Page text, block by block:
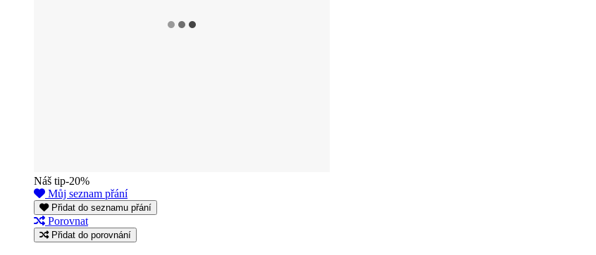
Náš tip-20%
Můj seznam přání
Přidat do seznamu přání
Porovnat
Přidat do porovnání